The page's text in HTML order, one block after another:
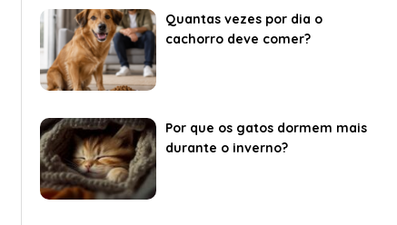
Quantas vezes por dia o
cachorro deve comer?
Por que os gatos dormem mais
durante o inverno?